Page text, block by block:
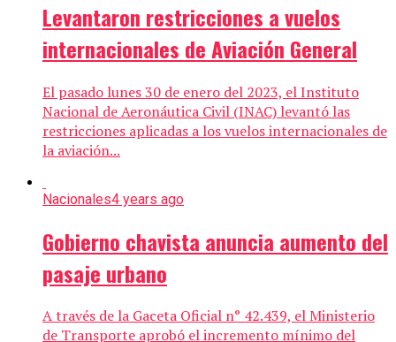
Levantaron restricciones a vuelos
internacionales de Aviación General
El pasado lunes 30 de enero del 2023, el Instituto
Nacional de Aeronáutica Civil (INAC) levantó las
restricciones aplicadas a los vuelos internacionales de
la aviación...
Nacionales4 years ago
Gobierno chavista anuncia aumento del
pasaje urbano
A través de la Gaceta Oficial n° 42.439, el Ministerio
de Transporte aprobó el incremento mínimo del